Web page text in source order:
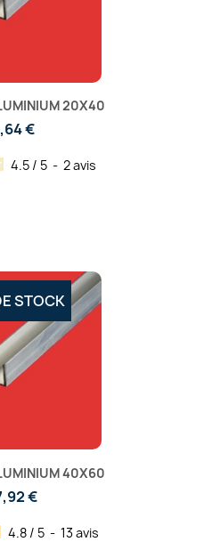
20X40
€
4.5 / 5 - 2avis
40X60
€
4.8 / 5 - 13avis
STOCK